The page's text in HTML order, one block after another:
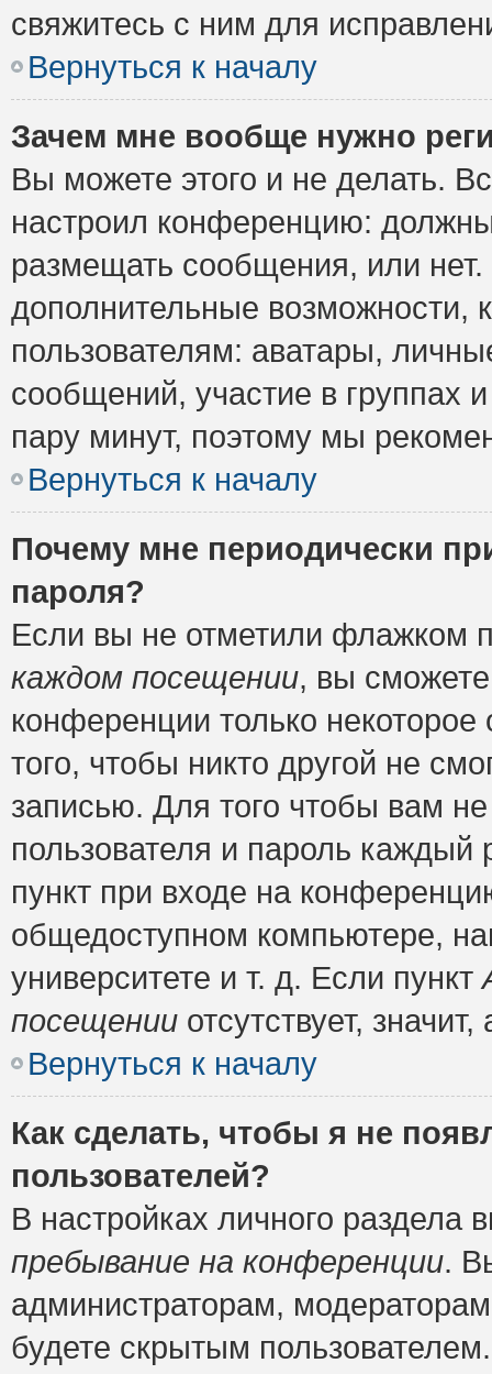
свяжитесь с ним для
Вернуться к началу
Зачем мне вообще нужно
Вы можете этого и не делать.
настроил конференцию:
размещать сообщения, или
дополнительные возможности,
пользователям: аватары,
сообщений, участие в группах
пару минут, поэтому мы
Вернуться к началу
Почему мне периодически
пароля?
Если вы не отметили флажком
каждом посещении, вы
конференции только
того, чтобы никто другой не
записью. Для того чтобы вам
пользователя и пароль
пункт при входе на
общедоступном компьютере,
университете и т. д. Если пункт
посещении отсутствует,
Вернуться к началу
Как сделать, чтобы я не
пользователей?
В настройках личного
пребывание на конференции.
администраторам,
будете скрытым пользователем.